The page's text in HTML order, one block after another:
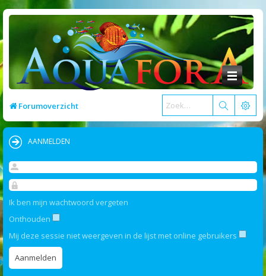
Forumoverzicht
AANMELDEN
Ik ben mijn wachtwoord vergeten
Onthouden
Mij deze sessie niet weergeven in de lijst met online gebruikers